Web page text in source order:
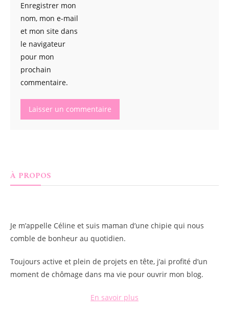
Enregistrer mon
nom, mon e-mail
et mon site dans
le navigateur
pour mon
prochain
commentaire.
À PROPOS
Je m’appelle Céline et suis maman d’une chipie qui nous
comble de bonheur au quotidien.
Toujours active et plein de projets en tête, j’ai profité d’un
moment de chômage dans ma vie pour ouvrir mon blog.
En savoir plus